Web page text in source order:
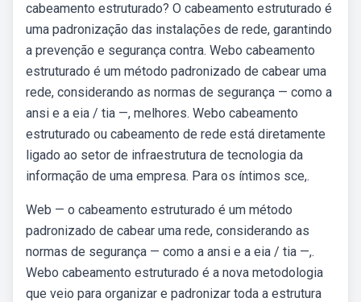
cabeamento estruturado? O cabeamento estruturado é
uma padronização das instalações de rede, garantindo
a prevenção e segurança contra. Webo cabeamento
estruturado é um método padronizado de cabear uma
rede, considerando as normas de segurança — como a
ansi e a eia / tia —, melhores. Webo cabeamento
estruturado ou cabeamento de rede está diretamente
ligado ao setor de infraestrutura de tecnologia da
informação de uma empresa. Para os íntimos sce,.
Web — o cabeamento estruturado é um método
padronizado de cabear uma rede, considerando as
normas de segurança — como a ansi e a eia / tia —,.
Webo cabeamento estruturado é a nova metodologia
que veio para organizar e padronizar toda a estrutura